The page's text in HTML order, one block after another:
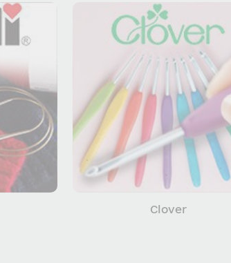
Clover